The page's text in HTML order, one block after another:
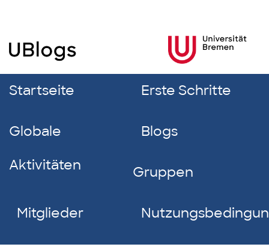
Startseite Erste Schritte
Globale
Aktivitäten
Blogs
Gruppen
Mitglieder